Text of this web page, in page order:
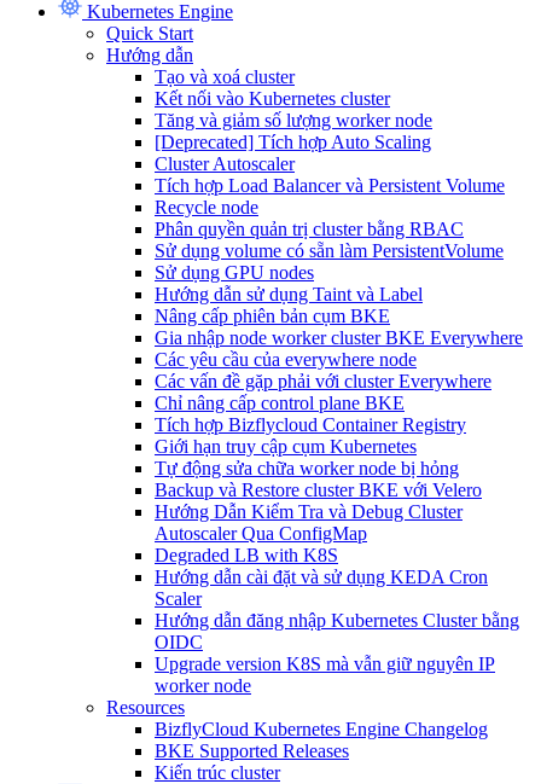
Kubernetes Engine
Quick Start
Hướng dẫn
Tạo và xoá cluster
Kết nối vào Kubernetes cluster
Tăng và giảm số lượng worker node
[Deprecated] Tích hợp Auto Scaling
Cluster Autoscaler
Tích hợp Load Balancer và Persistent Volume
Recycle node
Phân quyền quản trị cluster bằng RBAC
Sử dụng volume có sẵn làm PersistentVolume
Sử dụng GPU nodes
Hướng dẫn sử dụng Taint và Label
Nâng cấp phiên bản cụm BKE
Gia nhập node worker cluster BKE Everywhere
Các yêu cầu của everywhere node
Các vấn đề gặp phải với cluster Everywhere
Chỉ nâng cấp control plane BKE
Tích hợp Bizflycloud Container Registry
Giới hạn truy cập cụm Kubernetes
Tự động sửa chữa worker node bị hỏng
Backup và Restore cluster BKE với Velero
Hướng Dẫn Kiểm Tra và Debug Cluster
Autoscaler Qua ConfigMap
Degraded LB with K8S
Hướng dẫn cài đặt và sử dụng KEDA Cron
Scaler
Hướng dẫn đăng nhập Kubernetes Cluster bằng
OIDC
Upgrade version K8S mà vẫn giữ nguyên IP
worker node
Resources
BizflyCloud Kubernetes Engine Changelog
BKE Supported Releases
Kiến trúc cluster